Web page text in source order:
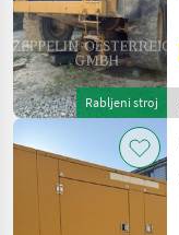
Rabljeni stroj